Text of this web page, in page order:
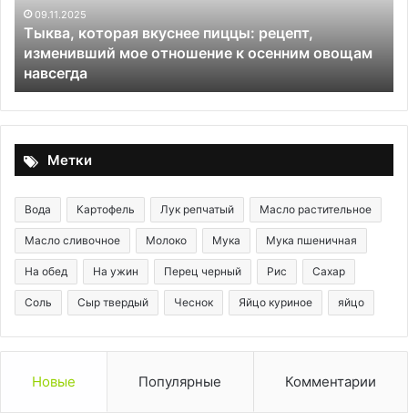
мое
отношение
осенним
овощам
навсегда
09.11.2025
Тыква, которая вкуснее пиццы: рецепт,
изменивший мое отношение к осенним овощам
навсегда
Метки
Вода Картофель Лук репчатый Масло растительное
Масло сливочное Молоко Мука Мука пшеничная
На обед На ужин Перец черный Рис Сахар
Соль Сыр твердый Чеснок Яйцо куриное яйцо
Новые Популярные Комментарии